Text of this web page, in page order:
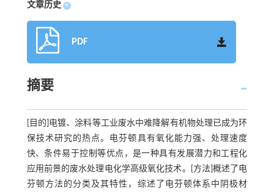
文章历史 +
PDF
摘要
[目的]电镀、涂料等工业废水中难降解有机物处理已成为环
保技术研究的热点。电芬顿具有氧化能力强、处理速度
快、条件易于控制等优点，是一种具有发展潜力和工程化
应用前景的废水处理电化学高级氧化技术。[方法]概述了电
芬顿方法的分类及其特性，综述了电芬顿体系中阴极材